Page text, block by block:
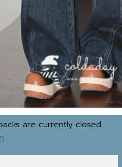
are currently closed.